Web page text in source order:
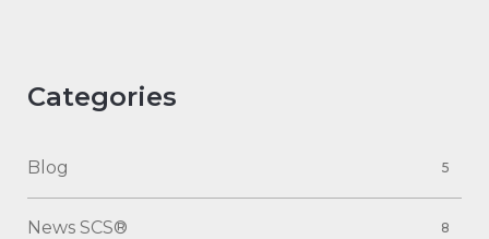
Categories
Blog 5
News SCS® 8